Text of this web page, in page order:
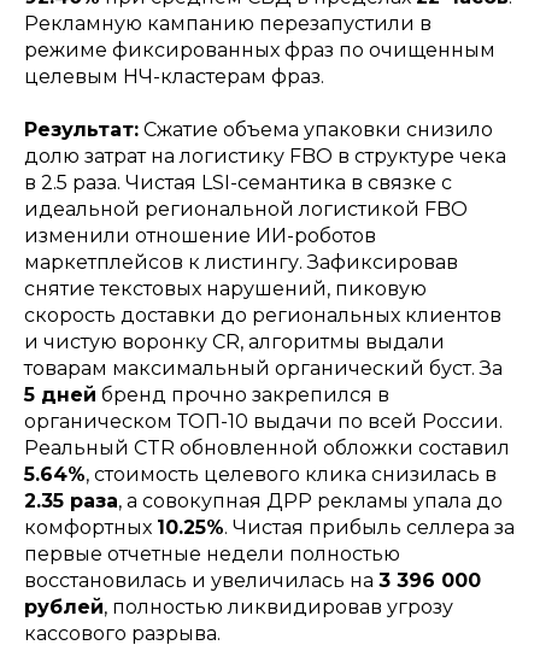
Рекламную кампанию перезапустили в
режиме фиксированных фраз по очищенным
целевым НЧ-кластерам фраз.
Результат: Сжатие объема упаковки снизило
долю затрат на логистику FBO в структуре чека
в 2.5 раза. Чистая LSI-семантика в связке с
идеальной региональной логистикой FBO
изменили отношение ИИ-роботов
маркетплейсов к листингу. Зафиксировав
снятие текстовых нарушений, пиковую
скорость доставки до региональных клиентов
и чистую воронку CR, алгоритмы выдали
товарам максимальный органический буст. За
5 дней бренд прочно закрепился в
органическом ТОП-10 выдачи по всей России.
Реальный CTR обновленной обложки составил
5.64%, стоимость целевого клика снизилась в
2.35 раза, а совокупная ДРР рекламы упала до
комфортных 10.25%. Чистая прибыль селлера за
первые отчетные недели полностью
восстановилась и увеличилась на 3 396 000
рублей, полностью ликвидировав угрозу
кассового разрыва.
вакансии
яндекс маркет
ozon
wildberries
telegram
vkontakte
whatsapp
кейсы
блог
SEO